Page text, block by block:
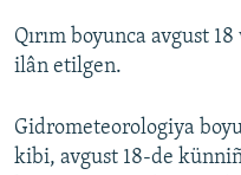
QOŞULIÑIZ!
RFE/RS bütün saytları
Qırım boyunca avgust
ilân etilgen.
Gidrometeorologiya
kibi, avgust 18-de